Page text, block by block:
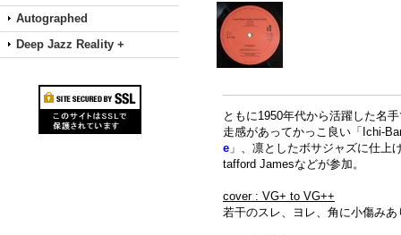
Autographed
Deep Jazz Reality +
ともに1950年代から活躍した名
走感があってかっこ良い「Ichi-
e 」、凛としたボサジャズに仕上
tafford Jamesなどが参加。
cover : VG+ to VG++
若干のスレ、ヨレ、角に小傷みあ